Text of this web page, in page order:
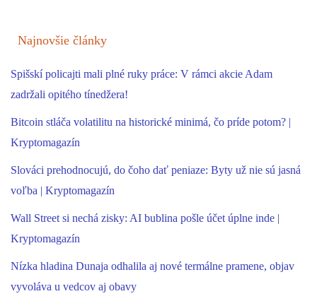
Najnovšie články
Spišskí policajti mali plné ruky práce: V rámci akcie Adam
zadržali opitého tínedžera!
Bitcoin stláča volatilitu na historické minimá, čo príde potom? |
Kryptomagazín
Slováci prehodnocujú, do čoho dať peniaze: Byty už nie sú jasná
voľba | Kryptomagazín
Wall Street si nechá zisky: AI bublina pošle účet úplne inde |
Kryptomagazín
Nízka hladina Dunaja odhalila aj nové termálne pramene, objav
vyvoláva u vedcov aj obavy